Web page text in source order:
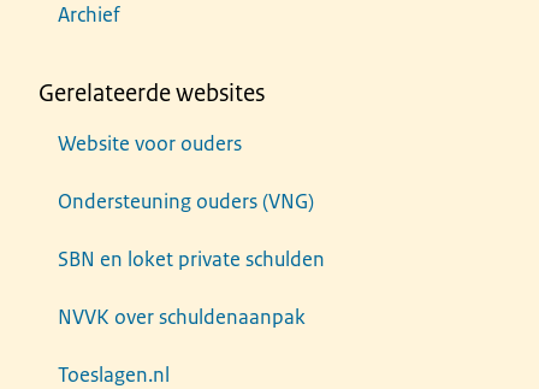
Archief
Gerelateerde websites
Website voor ouders
Ondersteuning ouders (VNG)
SBN en loket private schulden
NVVK over schuldenaanpak
Toeslagen.nl